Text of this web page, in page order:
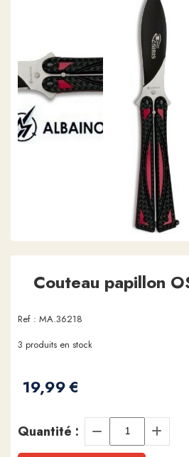
Couteau papillon
Ref : MA.36218
19,99€
3 produits en stock
Quantité :